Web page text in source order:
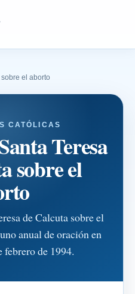
el aborto
CATÓLICAS
Teresa
sobre el
de Calcuta sobre el
anual de oración en
febrero de 1994.